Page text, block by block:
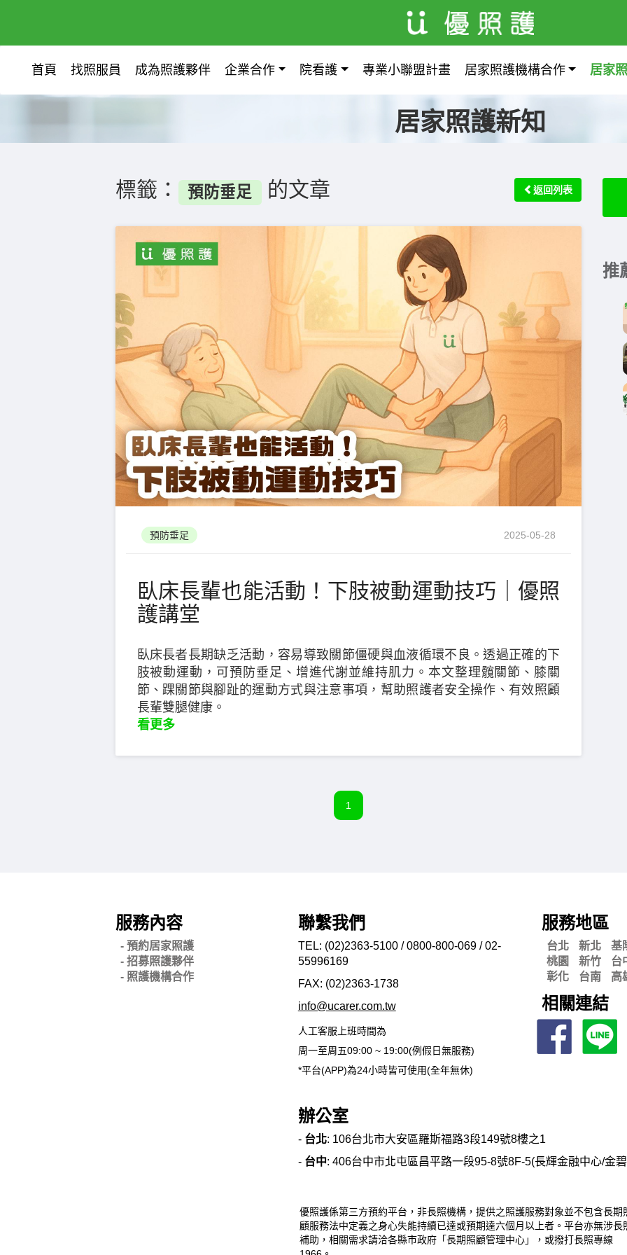
首頁 找照服員 成為照護夥伴 企業合作 院看護 專業小聯盟計畫 居家照護機構合作 居家
居家照護新知
標籤： 預防垂足 的文章 返回列表
預防垂足 2025-05-28
臥床長輩也能活動！下肢被動運動技巧｜優照
護講堂
臥床長者長期缺乏活動，容易導致關節僵硬與血液循環不良。透過正確的下
肢被動運動，可預防垂足、增進代謝並維持肌力。本文整理髖關節、膝關
節、踝關節與腳趾的運動方式與注意事項，幫助照護者安全操作、有效照顧
長輩雙腿健康。
看更多
1
推
服務內容
- 預約居家照護
- 招募照護夥伴
- 照護機構合作
聯繫我們
TEL: (02)2363-5100 / 0800-800-069 / 02-
55996169
FAX: (02)2363-1738
info@ucarer.com.tw
人工客服上班時間為
周一至周五09:00 ~ 19:00(例假日無服務)
*平台(APP)為24小時皆可使用(全年無休)
服務地區
台北 新北
基
桃園
新竹
台
彰化
台南 高
相關連結
辦公室
- 台北: 106台北市大安區羅斯福路3段149號8樓之1
- 台中: 406台中市北屯區昌平路一段95-8號8F-5(長輝金融中心/金
優照護係第三方預約平台，非長照機構，提供之照護服務對象並不包含長期
顧服務法中定義之身心失能持續已達或預期達六個月以上者。平台亦無涉長
補助，相關需求請洽各縣市政府「長期照顧管理中心」，或撥打長照專線